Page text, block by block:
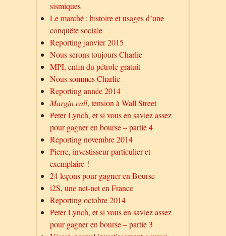
sismiques
Le marché : histoire et usages d’une
conquête sociale
Reporting janvier 2015
Nous serons toujours Charlie
MPI, enfin du pétrole gratuit
Nous sommes Charlie
Reporting année 2014
Margin call, tension à Wall Street
Peter Lynch, et si vous en saviez assez
pour gagner en bourse – partie 4
Reporting novembre 2014
Pierre, investisseur particulier et
exemplaire !
24 leçons pour gagner en Bourse
i2S, une net-net en France
Reporting octobre 2014
Peter Lynch, et si vous en saviez assez
pour gagner en bourse – partie 3